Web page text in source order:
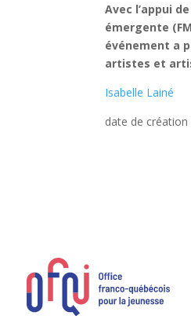
Avec l’appui
émergente
événement a
artistes et
Isabelle Lainé
date de création